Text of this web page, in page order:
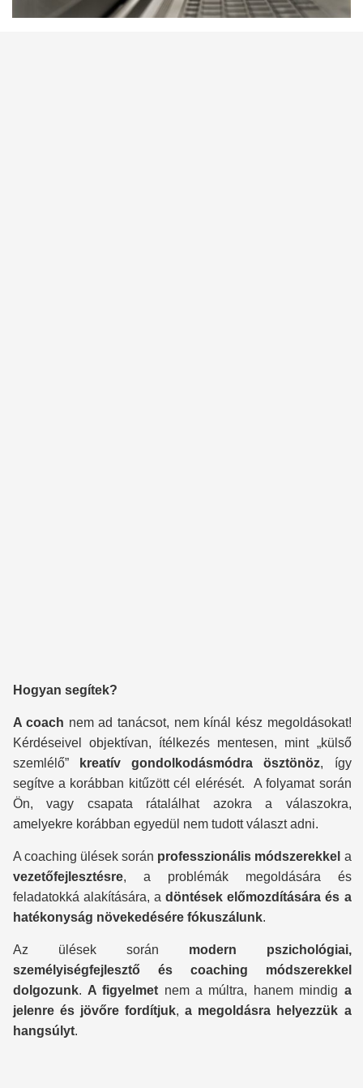
Hogyan segítek?
A coach nem ad tanácsot, nem kínál kész megoldásokat!
Kérdéseivel objektívan, ítélkezés mentesen, mint „külső
szemlélő”
kreatív gondolkodásmódra ösztönöz, így
segítve a korábban kitűzött cél elérését. A folyamat során
Ön, vagy csapata rátalálhat azokra a válaszokra,
amelyekre korábban egyedül nem tudott választ adni.
A coaching ülések során professzionális módszerekkel a
vezetőfejlesztésre, a problémák megoldására és
feladatokká alakítására, a döntések előmozdítására és a
hatékonyság növekedésére fókuszálunk.
Az ülések során modern pszichológiai,
személyiségfejlesztő és coaching módszerekkel
dolgozunk. A figyelmet nem a múltra, hanem mindig a
jelenre és jövőre fordítjuk,a megoldásra helyezzük a
hangsúlyt.